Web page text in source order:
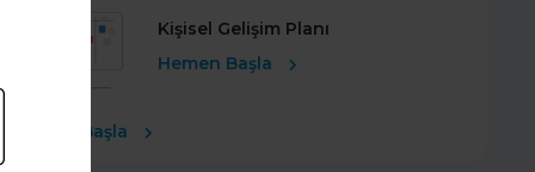
Kişisel Gelişim Planı
Hemen Başla
Ücretsiz Başla